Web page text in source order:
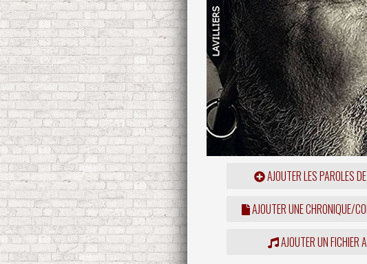
AJOUTER LES PAROLES
AJOUTER UNE CHRONIQUE/
AJOUTER UN FICHIER